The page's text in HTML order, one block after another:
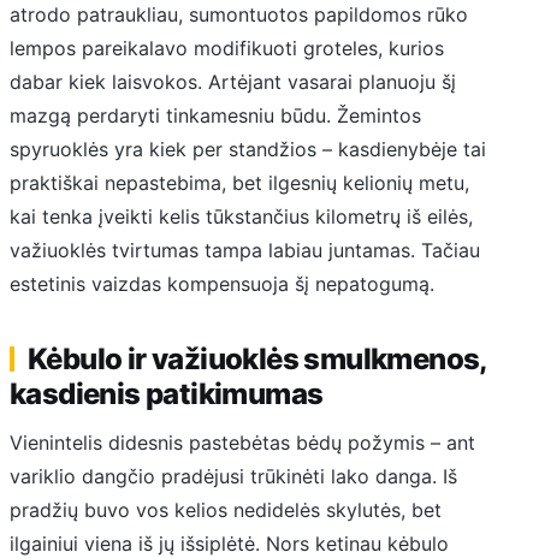
atrodo patraukliau, sumontuotos papildomos rūko
lempos pareikalavo modifikuoti groteles, kurios
dabar kiek laisvokos. Artėjant vasarai planuoju šį
mazgą perdaryti tinkamesniu būdu. Žemintos
spyruoklės yra kiek per standžios – kasdienybėje tai
praktiškai nepastebima, bet ilgesnių kelionių metu,
kai tenka įveikti kelis tūkstančius kilometrų iš eilės,
važiuoklės tvirtumas tampa labiau juntamas. Tačiau
estetinis vaizdas kompensuoja šį nepatogumą.
Kėbulo ir važiuoklės smulkmenos,
kasdienis patikimumas
Vienintelis didesnis pastebėtas bėdų požymis – ant
variklio dangčio pradėjusi trūkinėti lako danga. Iš
pradžių buvo vos kelios nedidelės skylutės, bet
ilgainiui viena iš jų išsiplėtė. Nors ketinau kėbulo